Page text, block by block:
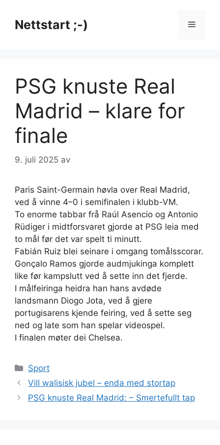
innholdNettstart ;-) Meny
PSG knuste Real
Madrid – klare for
finale
9. juli 2025 av
Paris Saint-Germain høvla over Real Madrid,
ved å vinne 4–0 i semifinalen i klubb-VM.
To enorme tabbar frå Raúl Asencio og Antonio
Rüdiger i midtforsvaret gjorde at PSG leia med
to mål før det var spelt ti minutt.
Fabián Ruiz blei seinare i omgang tomålsscorar.
Gonçalo Ramos gjorde audmjukinga komplett
like før kampslutt ved å sette inn det fjerde.
I målfeiringa heidra han hans avdøde
landsmann Diogo Jota, ved å gjere
portugisarens kjende feiring, ved å sette seg
ned og late som han spelar videospel.
I finalen møter dei Chelsea.
Kategorier
Sport
Vill walisisk jubel – enda med stortap
PSG knuste Real Madrid: – Smertefullt tap